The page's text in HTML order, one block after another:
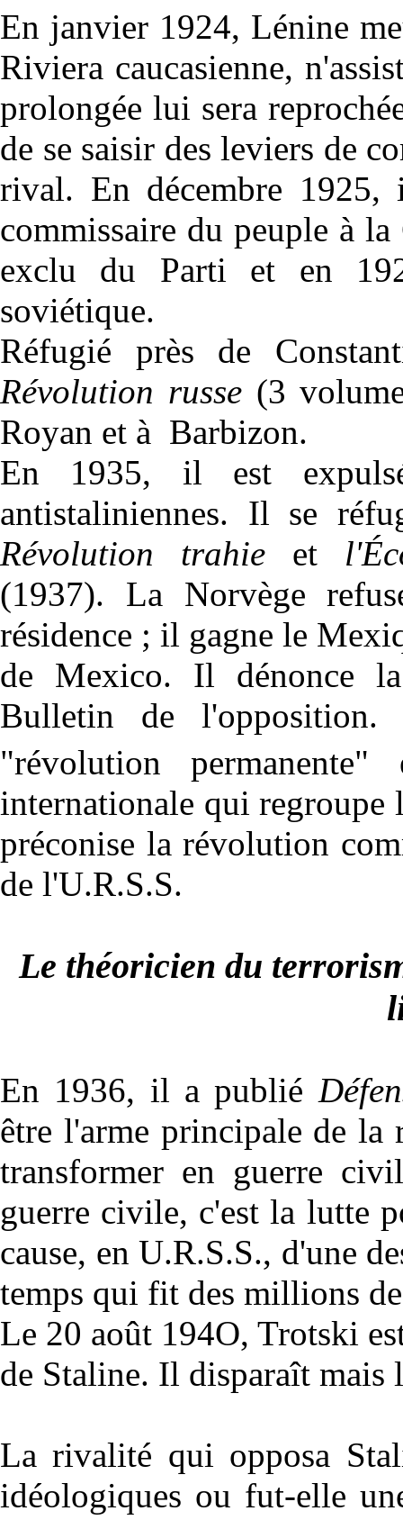
En janvier 1924, Lénine
Riviera caucasienne,
prolongée lui sera
de se saisir des leviers de
rival. En décembre
commissaire du peuple à
exclu du Parti et en
soviétique.
Réfugié près de
Révolution russe(3
Royan et à Barbizon.
En 1935, il est
antistaliniennes. Il se
Révolution trahie et
(1937). La Norvège
résidence ; il gagne le
de Mexico. Il dénonce
Bulletin de
"révolution
internationale qui regroupe
préconise la révolution
de l'U.R.S.S.
Le théoricien du
En 1936, il a publié
être l'arme principale de la
transformer en guerre
guerre civile, c'est la lutte
cause, en U.R.S.S., d'une
temps qui fit des millions
Le 20 août 194O, Trotski
de Staline. Il disparaît mais
La rivalité qui opposa
idéologiques ou fut-elle